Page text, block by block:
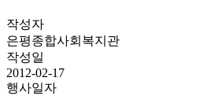
작성자
은평종합사회복지관
작성일
2012-02-17
행사일자